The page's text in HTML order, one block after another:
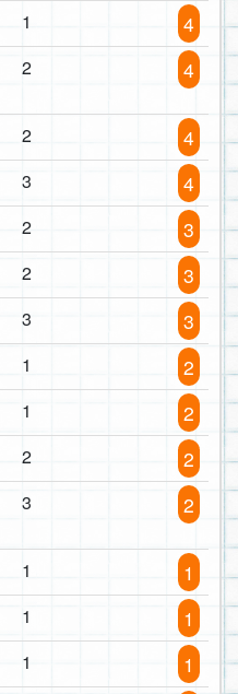
1 4
2 4
2 4
3 4
2 3
2 3
3 3
1 2
1 2
2 2
3 2
1 1
1 1
1 1